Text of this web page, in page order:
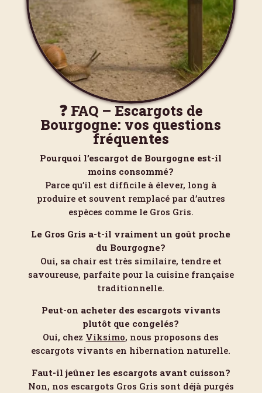
❓ FAQ – Escargots de
Bourgogne: vos questions
fréquentes
Pourquoi l’escargot de Bourgogne est-il
moins consommé?
Parce qu’il est difficile à élever, long à
produire et souvent remplacé par d’autres
espèces comme le Gros Gris.
Le Gros Gris a-t-il vraiment un goût proche
du Bourgogne?
Oui, sa chair est très similaire, tendre et
savoureuse, parfaite pour la cuisine française
traditionnelle.
Peut-on acheter des escargots vivants
plutôt que congelés?
Oui, chez Viksimo, nous proposons des
escargots vivants en hibernation naturelle.
Faut-il jeûner les escargots avant cuisson?
Non, nos escargots Gros Gris sont déjà purgés